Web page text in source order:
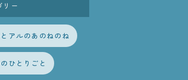
リー
アルのあのねのね
ひとりごと